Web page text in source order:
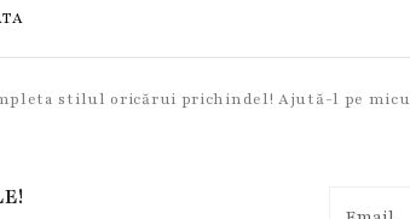
stilul oricărui prichindel! Ajută-l pe